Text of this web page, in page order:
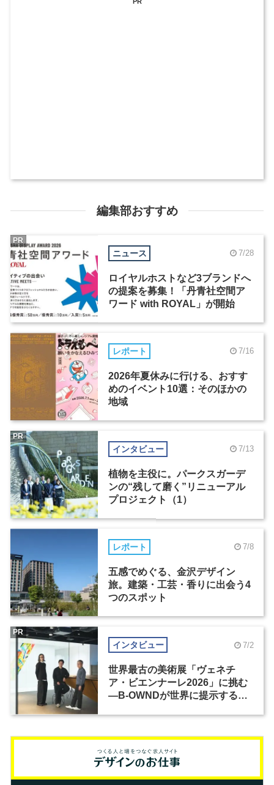
編集部おすすめ
ニュース 7/28
ロイヤルホストなど3ブランドへ
の提案を募集！「丹青社空間ア
ワード with ROYAL」が開始
PR
レポート 7/16
2026年夏休みに行ける、おすす
めのイベント10選：そのほかの
地域
インタビュー 7/13
植物を主役に。パークスガーデ
ンの“残して磨く”リニューアル
プロジェクト（1）
PR
レポート 7/8
五感でめぐる、金沢デザイン
旅。建築・工芸・香りに出会う4
つのスポット
インタビュー 7/2
世界最古の美術展「ヴェネチ
ア・ビエンナーレ2026」に挑む
―B-OWNDが世界に提示する美
PR